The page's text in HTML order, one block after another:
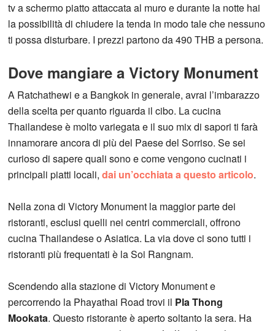
tv a schermo piatto attaccata al muro e durante la notte hai
la possibilità di chiudere la tenda in modo tale che nessuno
ti possa disturbare. I prezzi partono da 490 THB a persona.
Dove mangiare a Victory Monument
A Ratchathewi e a Bangkok in generale, avrai l’imbarazzo
della scelta per quanto riguarda il cibo. La cucina
Thailandese è molto variegata e il suo mix di sapori ti farà
innamorare ancora di più del Paese del Sorriso. Se sei
curioso di sapere quali sono e come vengono cucinati i
principali piatti locali,dai un’occhiata a questo articolo.
Nella zona di Victory Monument la maggior parte dei
ristoranti, esclusi quelli nei centri commerciali, offrono
cucina Thailandese o Asiatica. La via dove ci sono tutti i
ristoranti più frequentati è la Soi Rangnam.
Scendendo alla stazione di Victory Monument e
percorrendo la Phayathai Road trovi il Pla Thong
Mookata. Questo ristorante è aperto soltanto la sera. Ha